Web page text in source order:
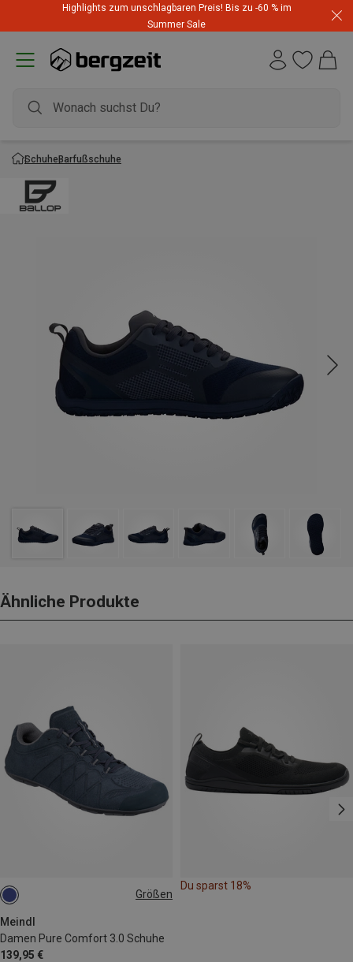
Highlights zum unschlagbaren Preis! Bis zu -60 % im
Summer Sale
SchuheBarfußschuhe
Ähnliche Produkte
Größen
Meindl
Damen Pure Comfort 3.0 Schuhe
139,95 €
Du sparst 18%